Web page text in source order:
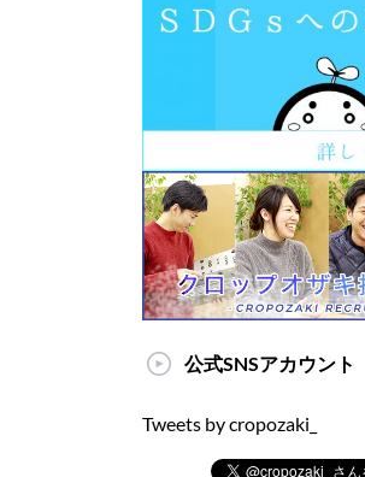
公式SNSアカウント
Tweets by cropozaki_